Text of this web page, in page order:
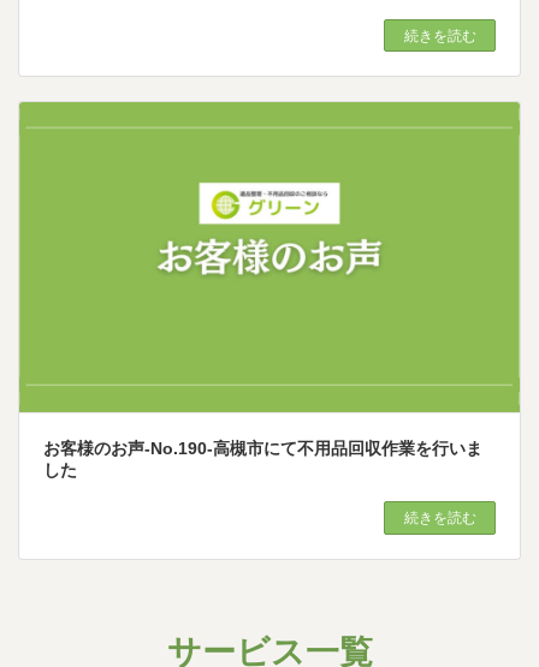
続きを読む
お客様のお声-No.190-高槻市にて不用品回収作業を行いま
した
続きを読む
サービス一覧